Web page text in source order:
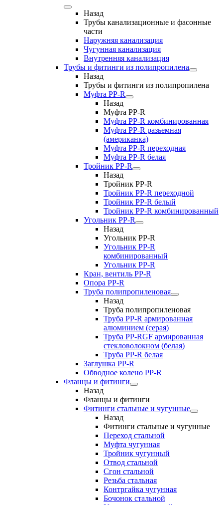
Назад
Трубы канализационные и фасонные
части
Наружняя канализация
Чугунная канализация
Внутренняя канализация
Трубы и фитинги из полипропилена
Назад
Трубы и фитинги из полипропилена
Муфта PP-R
Назад
Муфта PP-R
Муфта РР-R комбинированная
Муфта РР-R разьемная
(американка)
Муфта РР-R переходная
Муфта РР-R белая
Тройник PP-R
Назад
Тройник PP-R
Тройник РР-R переходной
Тройник РР-R белый
Тройник РР-R комбинированный
Угольник PP-R
Назад
Угольник PP-R
Угольник РР-R
комбинированный
Угольник РР-R
Кран, вентиль PP-R
Опора PP-R
Труба полипропиленовая
Назад
Труба полипропиленовая
Труба PP-R армированная
алюминием (серая)
Труба PP-RGF армированная
стекловолокном (белая)
Труба РР-R белая
Заглушка PP-R
Обводное колено PP-R
Фланцы и фитинги
Назад
Фланцы и фитинги
Фитинги стальные и чугунные
Назад
Фитинги стальные и чугунные
Переход стальной
Муфта чугунная
Тройник чугунный
Отвод стальной
Сгон стальной
Резьба стальная
Контргайка чугунная
Бочонок стальной